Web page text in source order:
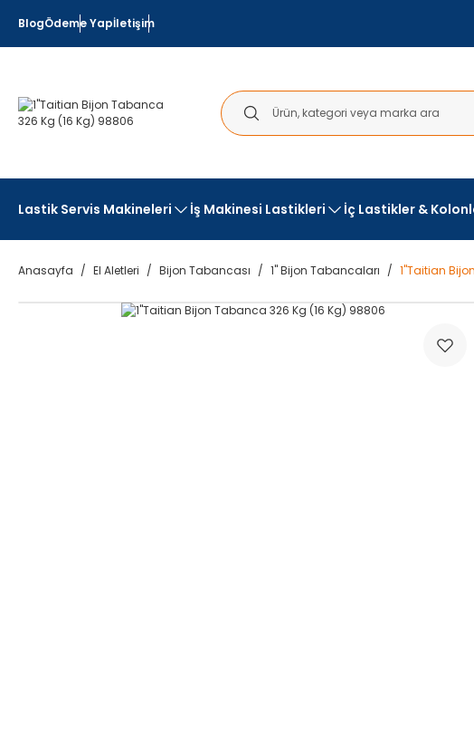
BlogÖdeme Yapİletişim
Lastik Servis Makineleri İş Makinesi Lastikleri İç Lastikler &
Anasayfa El Aletleri Bijon Tabancası 1" Bijon Tabancaları 1''Taitian